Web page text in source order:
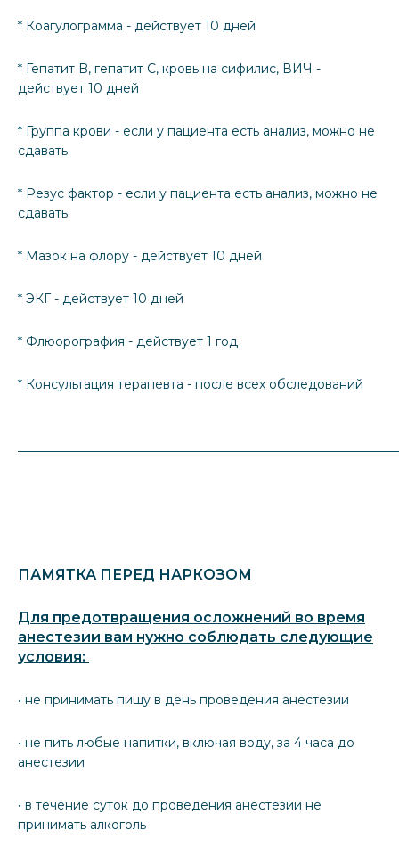
* Коагулограмма - действует 10 дней
* Гепатит B, гепатит С, кровь на сифилис, ВИЧ -
действует 10 дней
* Группа крови - если у пациента есть анализ, можно не
сдавать
* Резус фактор - если у пациента есть анализ, можно не
сдавать
* Мазок на флору - действует 10 дней
* ЭКГ - действует 10 дней
* Флюорография - действует 1 год
* Консультация терапевта - после всех обследований
ПАМЯТКА ПЕРЕД НАРКОЗОМ
Для предотвращения осложнений во время
анестезии вам нужно соблюдать следующие
условия:
• не принимать пищу в день проведения анестезии
• не пить любые напитки, включая воду, за 4 часа до
анестезии
• в течение суток до проведения анестезии не
принимать алкоголь